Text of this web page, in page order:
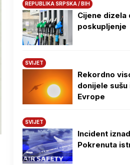
REPUBLIKA SRPSKA / BIH
Cijene dizela
poskupljenje
SVIJET
Rekordno
donijele
Evrope
SVIJET
Incident
Pokrenuta